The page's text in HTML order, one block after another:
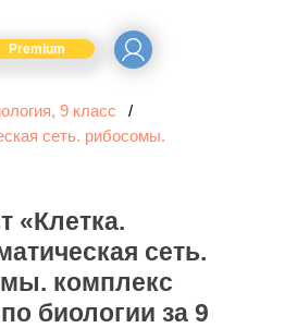
Premium
9 класс
сеть. рибосомы.
«Клетка.
сеть.
комплекс
биологии за 9